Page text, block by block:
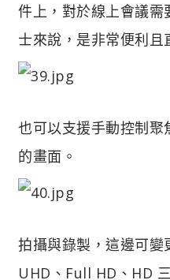
件上，對於線上會議需
士來說，是非常便利且
也可以支援手動控制聚
的畫面。
拍攝與錄製，這邊可變
UHD、Full HD、HD